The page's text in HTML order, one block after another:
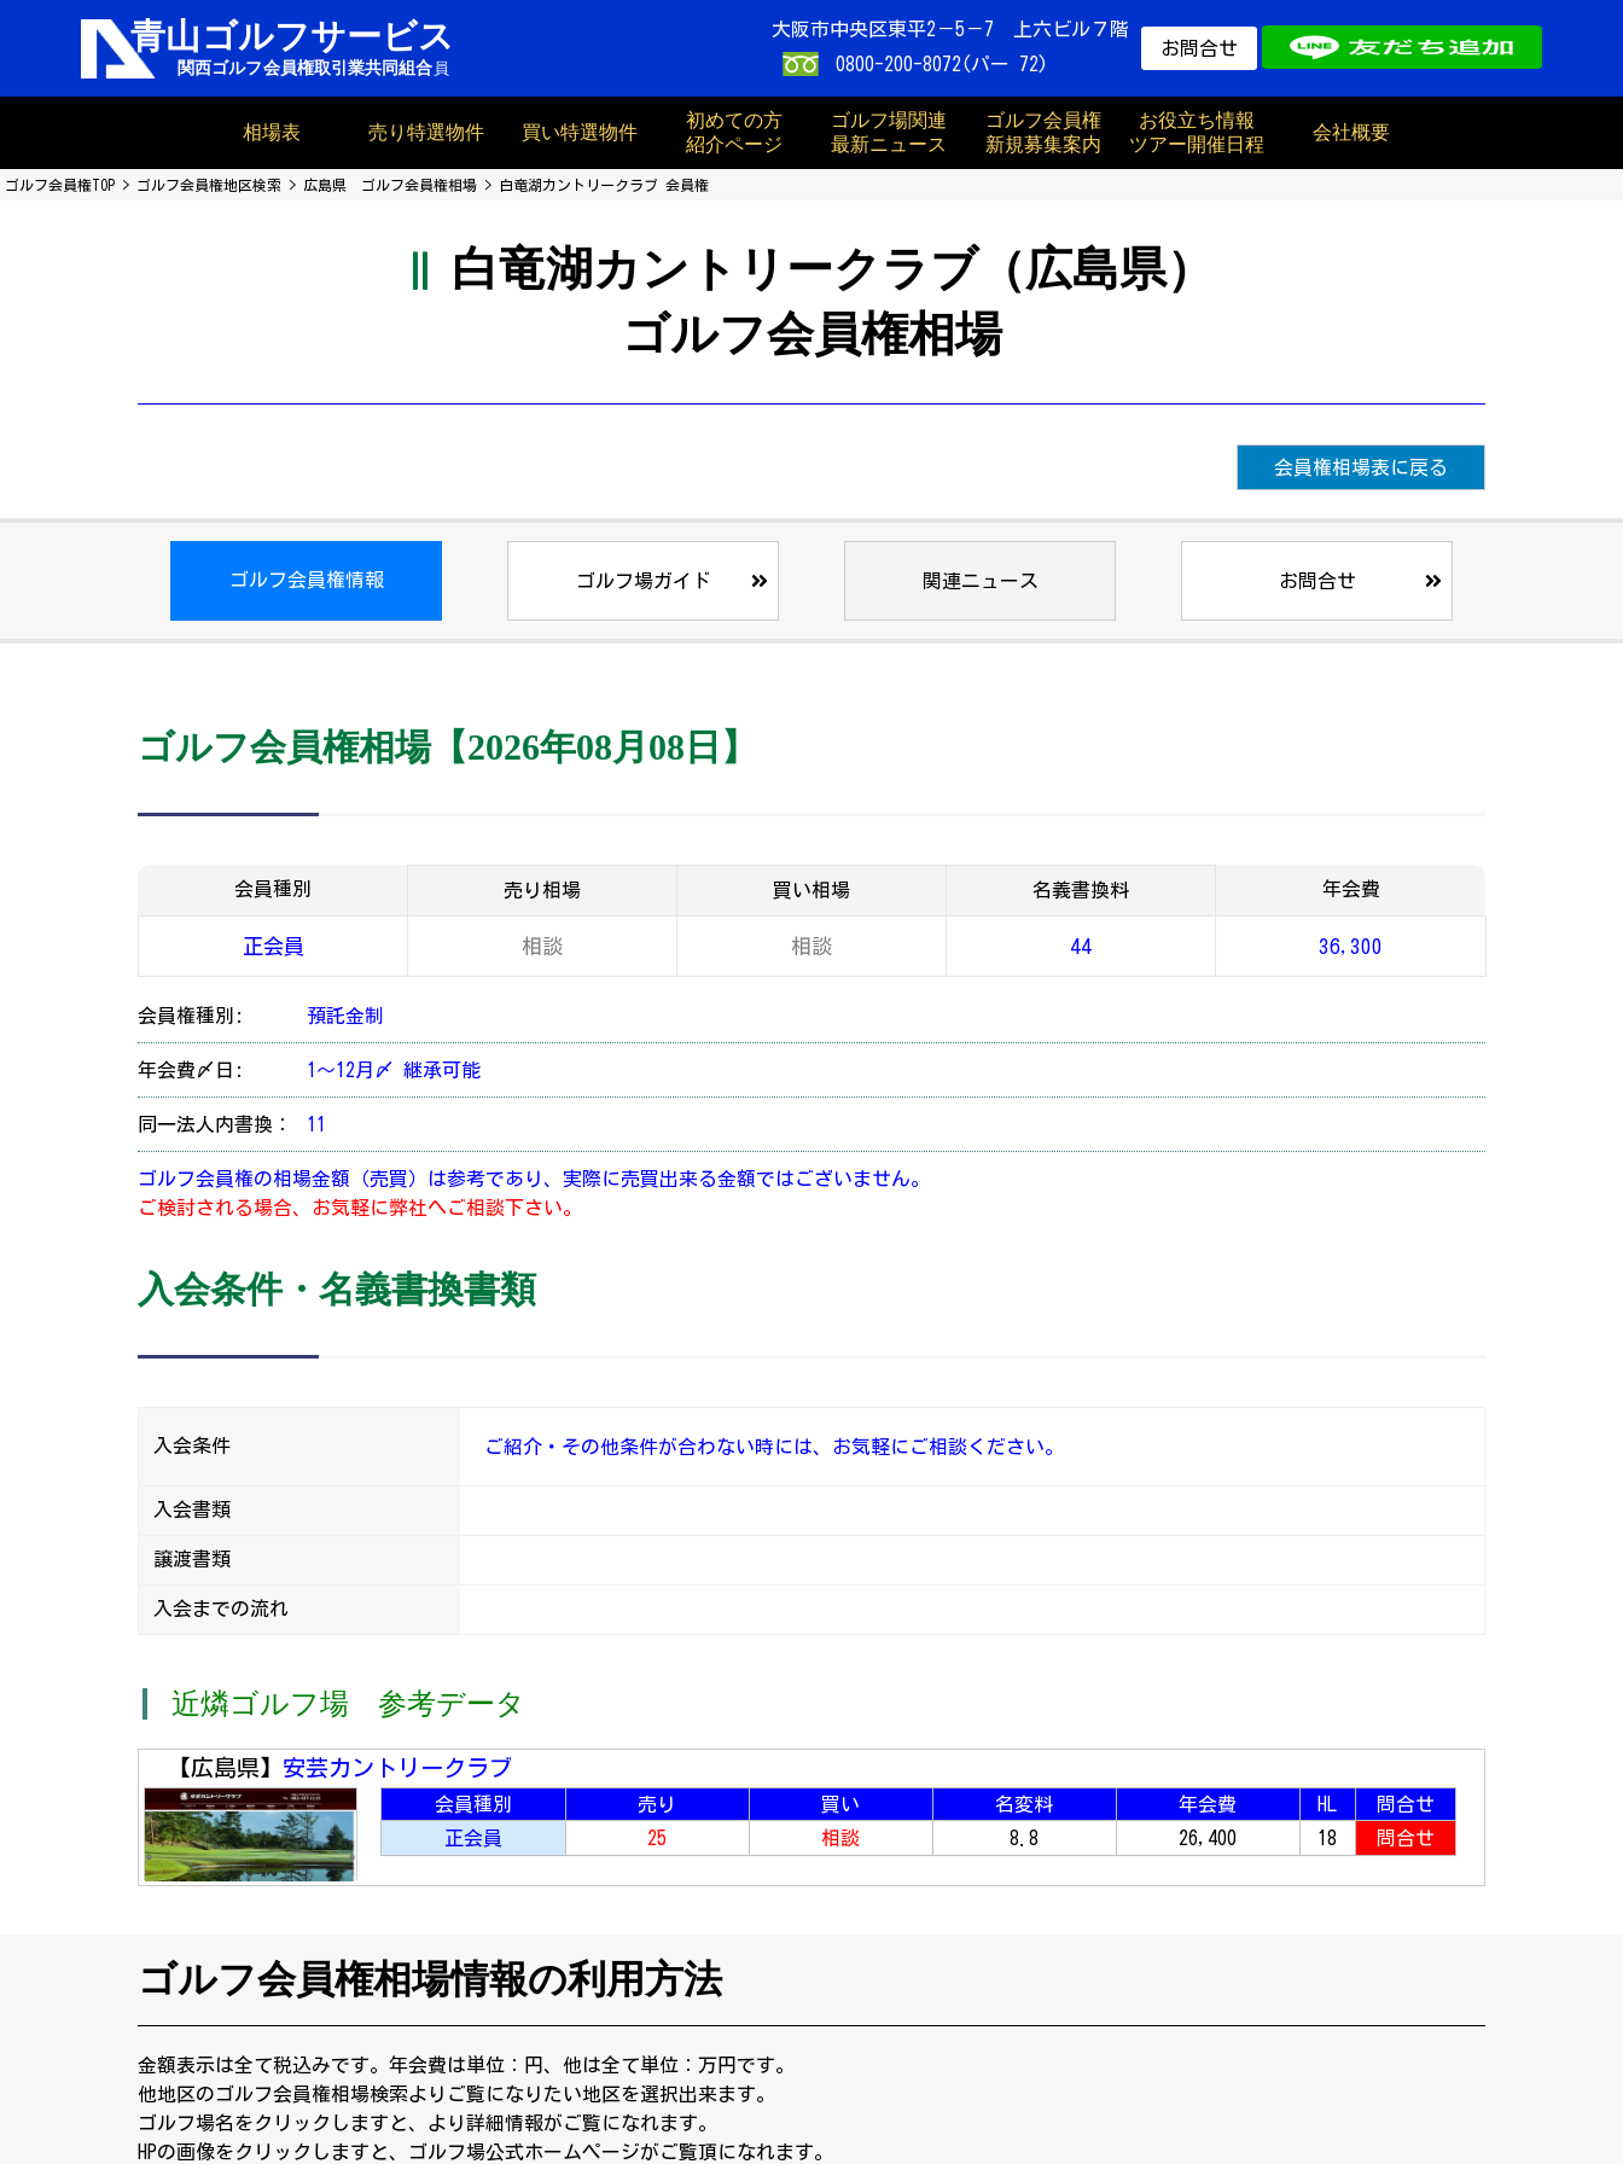
大阪市中央区東平2－5－7 上六ビル７階
0800-200-8072(パー 72)
お問合せ
相場表 売り特選物件 買い特選物件
初めての方
紹介ページ
ゴルフ場関連
最新ニュース
ゴルフ会員権
新規募集案内
お役立ち情報
ツアー開催日程
会社概要
ゴルフ会員権TOP ゴルフ会員権地区検索 広島県 ゴルフ会員権相場 白竜湖カントリークラブ 会員権
白竜湖カントリークラブ（広島県）
ゴルフ会員権相場
会員権相場表に戻る
ゴルフ会員権情報 ゴルフ場ガイド 関連ニュース お問合せ
ゴルフ会員権相場【2026年08月08日】
会員種別 売り相場 買い相場 名義書換料 年会費
正会員 相談 相談 44 36,300
会員権種別: 預託金制
年会費〆日: 1～12月〆 継承可能
同一法人内書換： 11
ゴルフ会員権の相場金額（売買）は参考であり、実際に売買出来る金額ではございません。
ご検討される場合、お気軽に弊社へご相談下さい。
入会条件・名義書換書類
入会条件 ご紹介・その他条件が合わない時には、お気軽にご相談ください。
入会書類
譲渡書類
入会までの流れ
近燐ゴルフ場 参考データ
【広島県】 安芸カントリークラブ
会員種別 売り 買い 名変料 年会費 HL
問合せ
正会員
25 相談 8.8 26,400 18 問合せ
ゴルフ会員権相場情報の利用方法
金額表示は全て税込みです。年会費は単位：円、他は全て単位：万円です。
他地区のゴルフ会員権相場検索よりご覧になりたい地区を選択出来ます。
ゴルフ場名をクリックしますと、より詳細情報がご覧になれます。
HPの画像をクリックしますと、ゴルフ場公式ホームページがご覧頂になれます。